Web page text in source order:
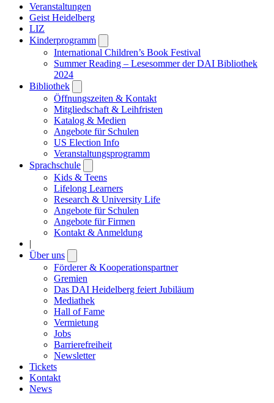
Veranstaltungen
Geist Heidelberg
LIZ
Kinderprogramm
submenu
International Children’s Book Festival
Summer Reading – Lesesommer der DAI Bibliothek
2024
Bibliothek
submenu
Öffnungszeiten & Kontakt
Mitgliedschaft & Leihfristen
Katalog & Medien
Angebote für Schulen
US Election Info
Veranstaltungsprogramm
Sprachschule
submenu
Kids & Teens
Lifelong Learners
Research & University Life
Angebote für Schulen
Angebote für Firmen
Kontakt & Anmeldung
|
Über uns
submenu
Förderer & Kooperationspartner
Gremien
Das DAI Heidelberg feiert Jubiläum
Mediathek
Hall of Fame
Vermietung
Jobs
Barrierefreiheit
Newsletter
Tickets
Kontakt
News